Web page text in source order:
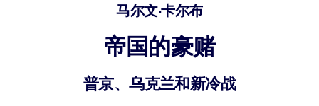
将简短且经过验证的知识引入您的 LMS/LXP，以获得更强的学习效
马尔文·卡尔布
帝国的豪赌
普京、乌克兰和新冷战